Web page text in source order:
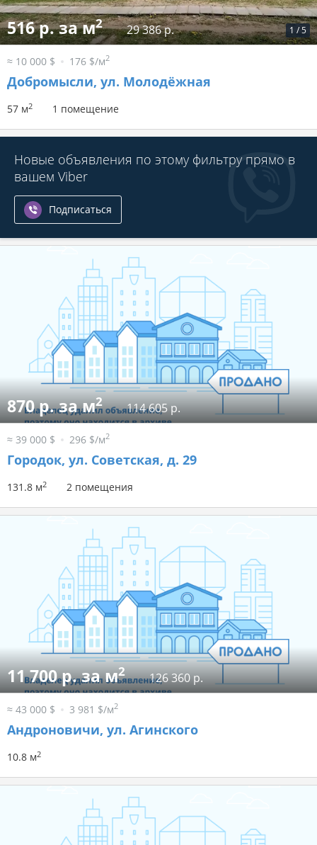
1 /5
516 р. за м2 29 386 р.
≈ 10 000 $ 176 $/м2
Добромысли, ул. Молодёжная
57 м2 1 помещение
Новые объявления по этому фильтру прямо в
вашем Viber
Подписаться
870 р. за м2 114 605 р.
≈ 39 000 $ 296 $/м2
Городок, ул. Советская, д. 29
131.8 м2 2 помещения
11 700 р. за м2 126 360 р.
≈ 43 000 $ 3 981 $/м2
Андроновичи, ул. Агинского
10.8 м2